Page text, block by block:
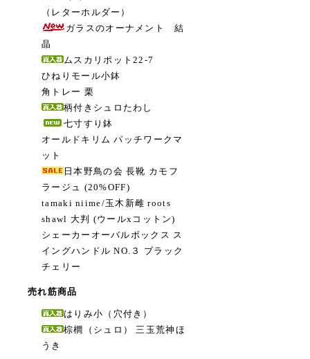
（レターホルダー）
ガラスのオーナメント 結
晶
ムスカリポット22-7
ひねりモール小鉢
角トレー 栗
柄付きシュロたわし
七寸すり鉢
オールドキリム パッチワークマ
ット
日本野鳥の会 長靴 カモフ
ラージュ (20%OFF)
tamaki niime/玉木新雌 roots
shawl 大判 (ウールxコットン)
シェーカーオーバルボックス ス
イングハンドル NO.３ ブラック
チェリー
売れ筋商品
はりみ小（穴付き）
棕櫚（シュロ） 三玉荒神ほ
うき